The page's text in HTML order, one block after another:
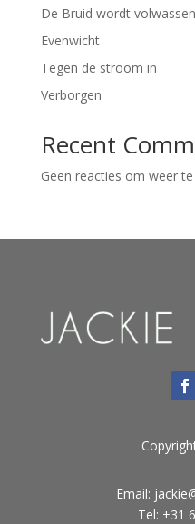
De Bruid wordt volwassen
Evenwicht
Tegen de stroom in
Verborgen
Recent
Geen reacties om weer te
Email:
Tel: +31